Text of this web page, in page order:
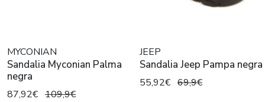
MYCONIAN
Sandalia Myconian Palma
negra
87,92€ 109,9€
JEEP
Sandalia Jeep Pampa negra
55,92€ 69,9€